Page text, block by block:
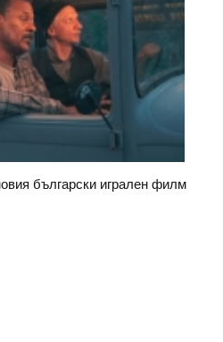
български игрален филм